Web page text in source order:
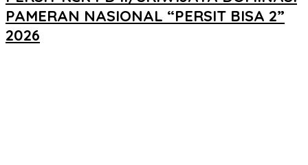
PAMERAN NASIONAL “PERSIT BISA 2”
2026